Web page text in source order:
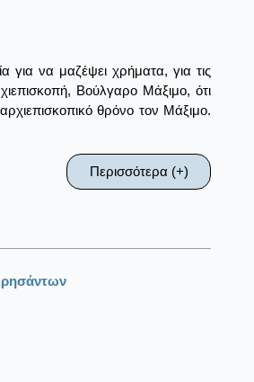
για να μαζέψει χρήματα, για τις
Βούλγαρο Μάξιμο, ότι
θρόνο τον Μάξιμο.
Περισσότερα (+)